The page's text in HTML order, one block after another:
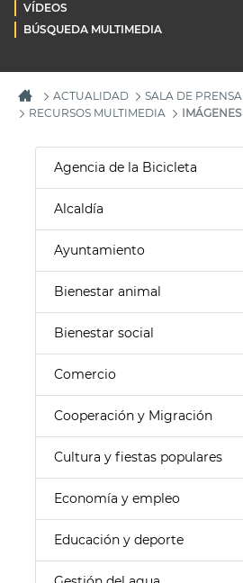
VÍDEOS
BÚSQUEDA MULTIMEDIA
ACTUALIDAD
SALA DE PRENSA
RECURSOS MULTIMEDIA
IMÁGENES
Agencia de la Bicicleta
Alcaldía
Ayuntamiento
Bienestar animal
Bienestar social
Comercio
Cooperación y Migración
Cultura y fiestas populares
Economía y empleo
Educación y deporte